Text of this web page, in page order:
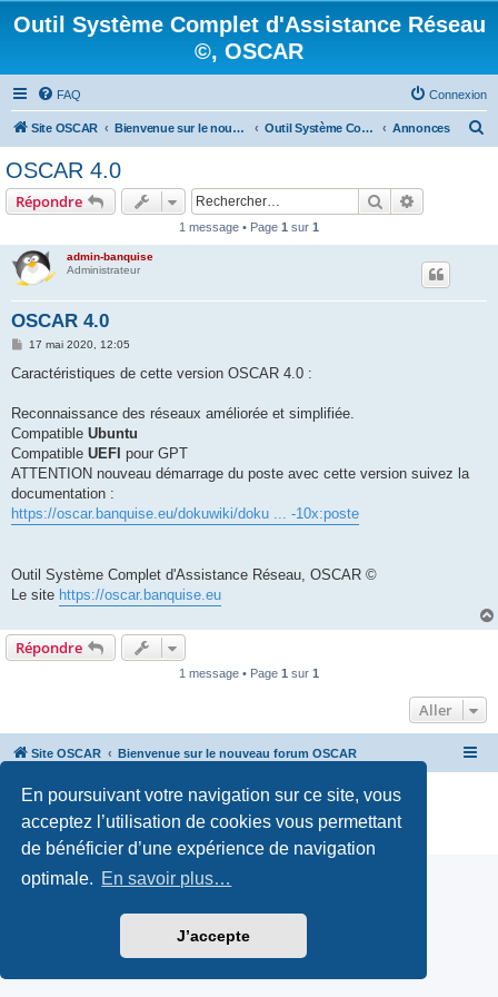
En poursuivant votre navigation sur ce site, vous
acceptez l’utilisation de cookies vous permettant
de bénéficier d’une expérience de navigation
optimale. En savoir plus…
J’accepte
Outil Système Complet d'Assistance Réseau
©, OSCAR
FAQ Connexion
Site OSCAR Bienvenue sur le nouveau forum OSCAR Outil Système Complet d'Assistance Réseau ©, OSCAR Annonces
OSCAR 4.0
Répondre Rechercher
1 message • Page 1 sur 1
admin-banquise
Administrateur
OSCAR 4.0
M
s
g
17 mai 2020, 12:05
Caractéristiques de cette version OSCAR 4.0 :
Reconnaissance des réseaux améliorée et simplifiée.
Compatible Ubuntu
Compatible UEFI pour GPT
ATTENTION nouveau démarrage du poste avec cette version suivez la
documentation :
https://oscar.banquise.eu/dokuwiki/doku ... -10x:poste
Outil Système Complet d'Assistance Réseau, OSCAR ©
Le site https://oscar.banquise.eu
Répondre
1 message • Page 1 sur 1
Aller
Site OSCAR Bienvenue sur le nouveau forum OSCAR
Développé parphpBB® Forum Software © phpBB Limited
Traduction française officielle